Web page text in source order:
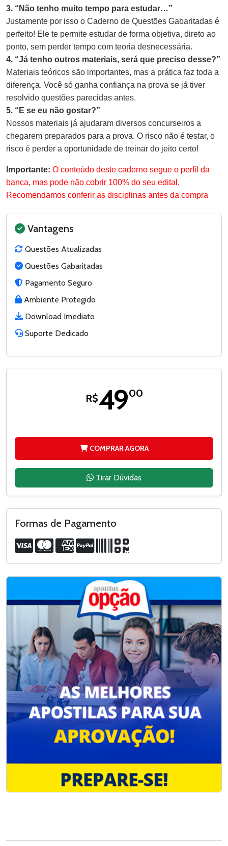
3. “Não tenho muito tempo para estudar…”
Justamente por isso o Caderno de Questões Gabaritadas é
perfeito! Ele te permite estudar de forma objetiva, direto ao
ponto, sem perder tempo com teoria desnecessária.
4. “Já tenho outros materiais, será que preciso desse?”
Materiais teóricos são importantes, mas a prática faz toda a
diferença. Você só ganha confiança na prova se já tiver
resolvido questões parecidas antes.
5. “E se eu não gostar?”
Nossos materiais já ajudaram diversos concurseiros a
chegarem preparados para a prova. O risco não é testar, o
risco é perder a oportunidade de treinar do jeito certo!
Importante: O conteúdo deste caderno segue o perfil da
banca, mas pode não cobrir 100% do seu edital.
Recomendamos conferir as disciplinas antes da compra
Vantagens
Questões Atualizadas
Questões Gabaritadas
Pagamento Seguro
Ambiente Protegido
Download Imediato
Suporte Dedicado
R$49,00
COMPRAR AGORA
Tirar Dúvidas
Formas de Pagamento